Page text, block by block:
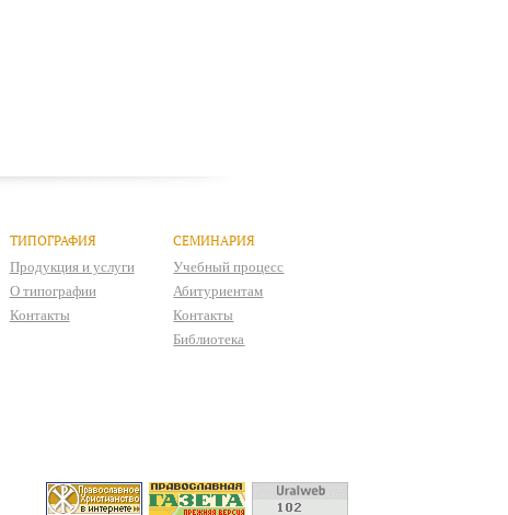
ТИПОГРАФИЯ
Продукция и услуги
О типографии
Контакты
СЕМИНАРИЯ
Учебный процесс
Абитуриентам
Контакты
Библиотека